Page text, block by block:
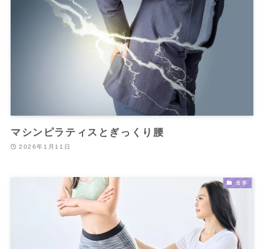
マシンピラティスとぎっくり腰
2026年1月11日
食事